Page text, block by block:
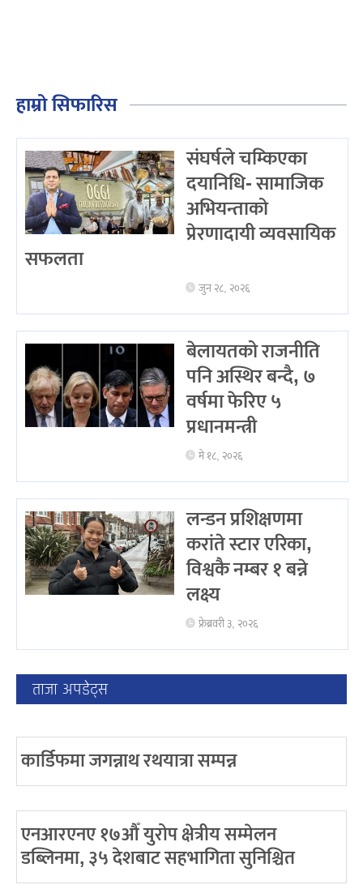
हाम्रो सिफारिस
संघर्षले चम्किएका
दयानिधि- सामाजिक
अभियन्ताको
प्रेरणादायी व्यवसायिक
सफलता
जुन २८, २०२६
बेलायतको राजनीति
पनि अस्थिर बन्दै, ७
वर्षमा फेरिए ५
प्रधानमन्त्री
मे १८, २०२६
लन्डन प्रशिक्षणमा
करांते स्टार एरिका,
विश्वकै नम्बर १ बन्ने
लक्ष्य
फ्रेब्रवरी ३, २०२६
ताजा अपडेट्स
कार्डिफमा जगन्नाथ रथयात्रा सम्पन्न
एनआरएनए १७औँ युरोप क्षेत्रीय सम्मेलन
डब्लिनमा, ३५ देशबाट सहभागिता सुनिश्चित